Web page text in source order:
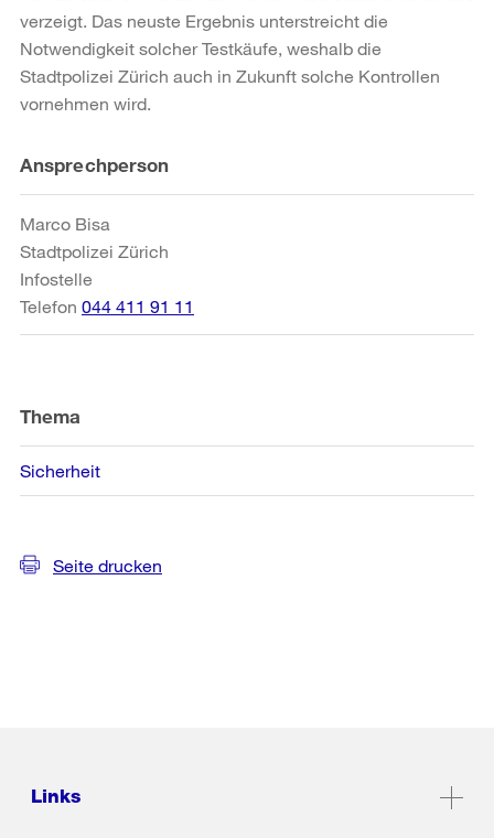
verzeigt. Das neuste Ergebnis unterstreicht die
Notwendigkeit solcher Testkäufe, weshalb die
Stadtpolizei Zürich auch in Zukunft solche Kontrollen
vornehmen wird.
Weitere
Informationen
Ansprechperson
Marco Bisa
Stadtpolizei Zürich
Infostelle
Telefon 044 411 91 11
Thema
Sicherheit
Seite drucken
Links